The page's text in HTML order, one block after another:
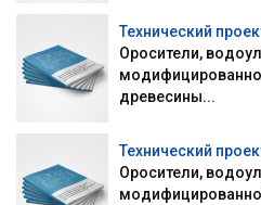
Технический
Оросители,
древесины...
Технический
Оросители,